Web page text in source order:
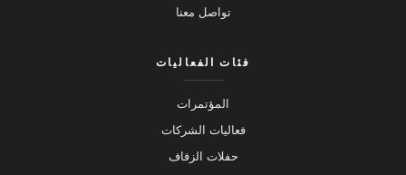
تواصل معنا
فئات الفعاليات
المؤتمرات
فعاليات الشركات
حفلات الزفاف